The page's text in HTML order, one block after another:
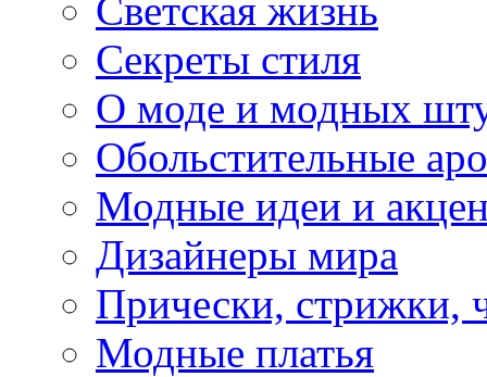
Светская жизнь
Секреты стиля
О моде и модных
Обольстительные
Модные идеи и
Дизайнеры мира
Прически, стрижки,
Модные платья